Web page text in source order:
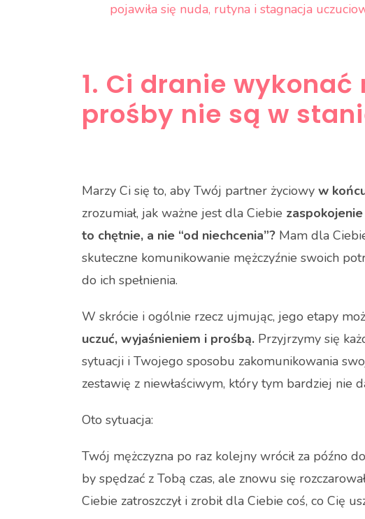
pojawiła się nuda, rutyna i stagnacja
1. Ci dranie
prośby nie są w
Marzy Ci się to, aby Twój partner życiowy w
zrozumiał, jak ważne jest dla Ciebie
to chętnie, a nie “od niechcenia”? Mam dla
skuteczne komunikowanie mężczyźnie swoich
do ich spełnienia.
W skrócie i ogólnie rzecz ujmując, jego etapy
uczuć, wyjaśnieniem i prośbą. Przyjrzymy się
sytuacji i Twojego sposobu zakomunikowania
zestawię z niewłaściwym, który tym bardziej nie
Oto sytuacja:
Twój mężczyzna po raz kolejny wrócił za późno
by spędzać z Tobą czas, ale znowu się
Ciebie zatroszczył i zrobił dla Ciebie coś, co Cię